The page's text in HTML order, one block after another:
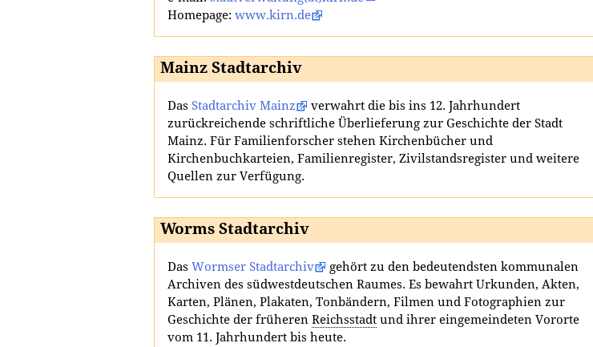
Homepage: www.kirn.de
Mainz Stadtarchiv
Das Stadtarchiv Mainz
verwahrt die bis ins 12. Jahrhundert
zurückreichende schriftliche Überlieferung zur Geschichte der Stadt
Mainz. Für Familienforscher stehen Kirchenbücher und
Kirchenbuchkarteien, Familienregister, Zivilstandsregister und weitere
Quellen zur Verfügung.
Worms Stadtarchiv
Das Wormser Stadtarchiv
gehört zu den bedeutendsten kommunalen
Archiven des südwestdeutschen Raumes. Es bewahrt Urkunden, Akten,
Karten, Plänen, Plakaten, Tonbändern, Filmen und Fotographien zur
Geschichte der früheren Reichsstadt und ihrer eingemeindeten Vororte
vom 11. Jahrhundert bis heute.